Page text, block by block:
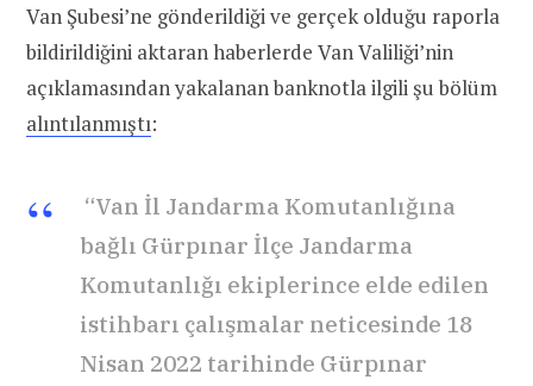
Van Şubesi’ne gönderildiği ve gerçek olduğu raporla
bildirildiğini aktaran haberlerde Van Valiliği’nin
açıklamasından yakalanan banknotla ilgili şu bölüm
alıntılanmıştı:
“Van İl Jandarma Komutanlığına
bağlı Gürpınar İlçe Jandarma
Komutanlığı ekiplerince elde edilen
istihbarı çalışmalar neticesinde 18
Nisan 2022 tarihinde Gürpınar